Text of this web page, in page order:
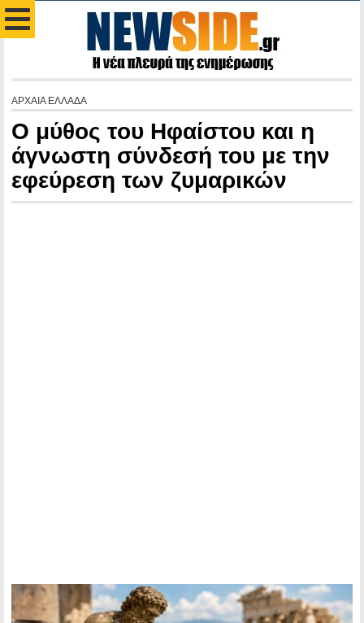
ΑΡΧΑΙΑ ΕΛΛΑΔΑ
Ο μύθος του Ηφαίστου και η
άγνωστη σύνδεσή του με την
εφεύρεση των ζυμαρικών